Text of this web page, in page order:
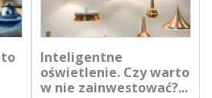
to
Inteligentne
oświetlenie. Czy warto
w nie zainwestować?...